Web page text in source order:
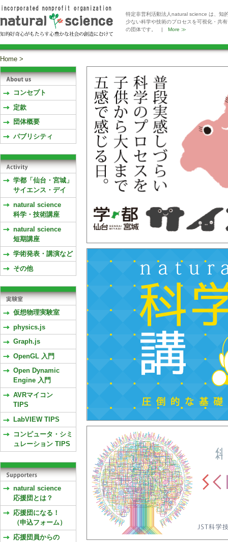
特定非営利活動法人natural science は、知
少ない科学や技術のプロセスを可視化・共
の団体です。 | More ≫
Home >
コンセプト
定款
団体概要
パブリシティ
学都「仙台・宮城」
サイエンス・デイ
natural science
科学・技術講座
natural science
短期講座
学術発表・講演など
その他
仮想物理実験室
physics.js
Graph.js
OpenGL 入門
Open Dynamic
Engine 入門
AVRマイコン
TIPS
LabVIEW TIPS
コンピュータ・シミ
ュレーション TIPS
natural science
応援団とは？
応援団になる！
（申込フォーム）
応援団員からの